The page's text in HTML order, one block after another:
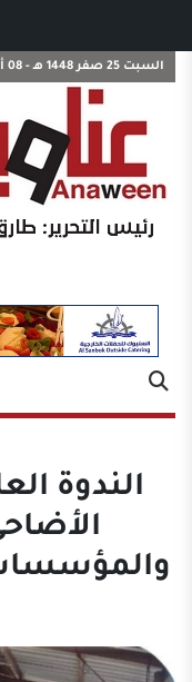
السبت 25 صفر 1448 هـ - 08 أغسطس 2026 م
الندوة
والمؤسسات